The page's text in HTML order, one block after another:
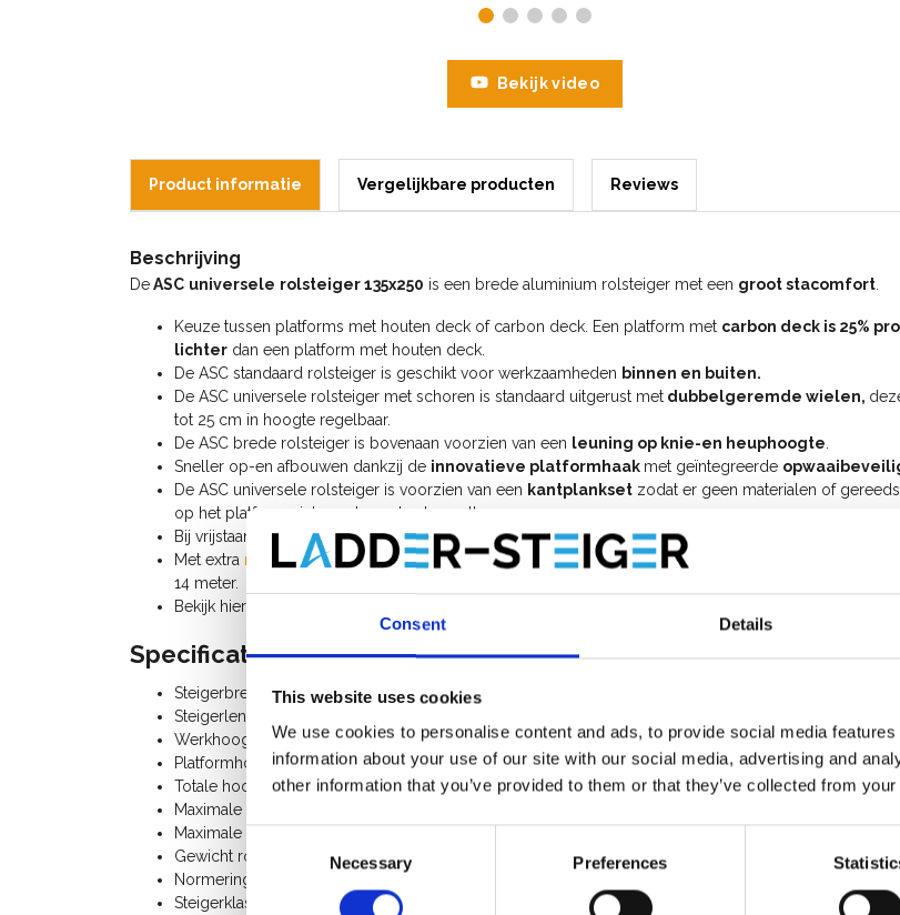
Consent Details
This website uses cookies
We use cookies to personalise content and ads, to provide social media
information about your use of our site with our social media, advertising and
other information that you’ve provided to them or that they’ve collected from
Selection
Necessary Preferences
Bekijk video
Product informatie Vergelijkbare producten Reviews
Beschrijving
DeASC universele rolsteiger 135x250 is een brede aluminium rolsteiger met een groot stacomfort
Keuze tussen platforms met houten deck of carbon deck. Een platform met carbon deck is 25%
lichter dan een platform met houten deck.
De ASC standaard rolsteiger is geschikt voor werkzaamheden binnen en buiten.
De ASC universele rolsteiger met schoren is standaard uitgerust met dubbelgeremde wielen,
tot 25 cm in hoogte regelbaar.
De ASC brede rolsteiger is bovenaan voorzien van een leuning op knie-en heuphoogte
Sneller op-en afbouwen dankzij de innovatieve platformhaak met geïntegreerde
De ASC universele rolsteiger is voorzien van een kantplankset zodat er geen materialen of
op het platform niet naar beneden kan vallen.
Bij vrijstaand gebruik heeft u 4stabilisatoren
nodig.
Met extra rolsteiger onderdelen kan u deze universele rolsteiger 135 cm breed uitbreiden tot
14 meter.
Bekijk hier de
Specificaties:
Steigerbreedte: 1,35 m
Steigerlengte: 2,50 m
Werkhoogte: 8,20 m
Platformhoogte: 6,20 m
Totale hoogte rolsteiger: 7,20 m
Maximale belasting per platform: 250 Kg
Maximale belasting rolsteiger: 750 Kg
Gewicht rolsteiger: 242 Kg
Normering: TÜV-GS
Steigerklasse III (200 Kg/m²)